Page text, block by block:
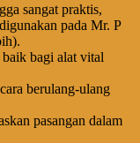
sangat praktis,
pada Mr. P
bagi alat vital
berulang-ulang
pasangan dalam